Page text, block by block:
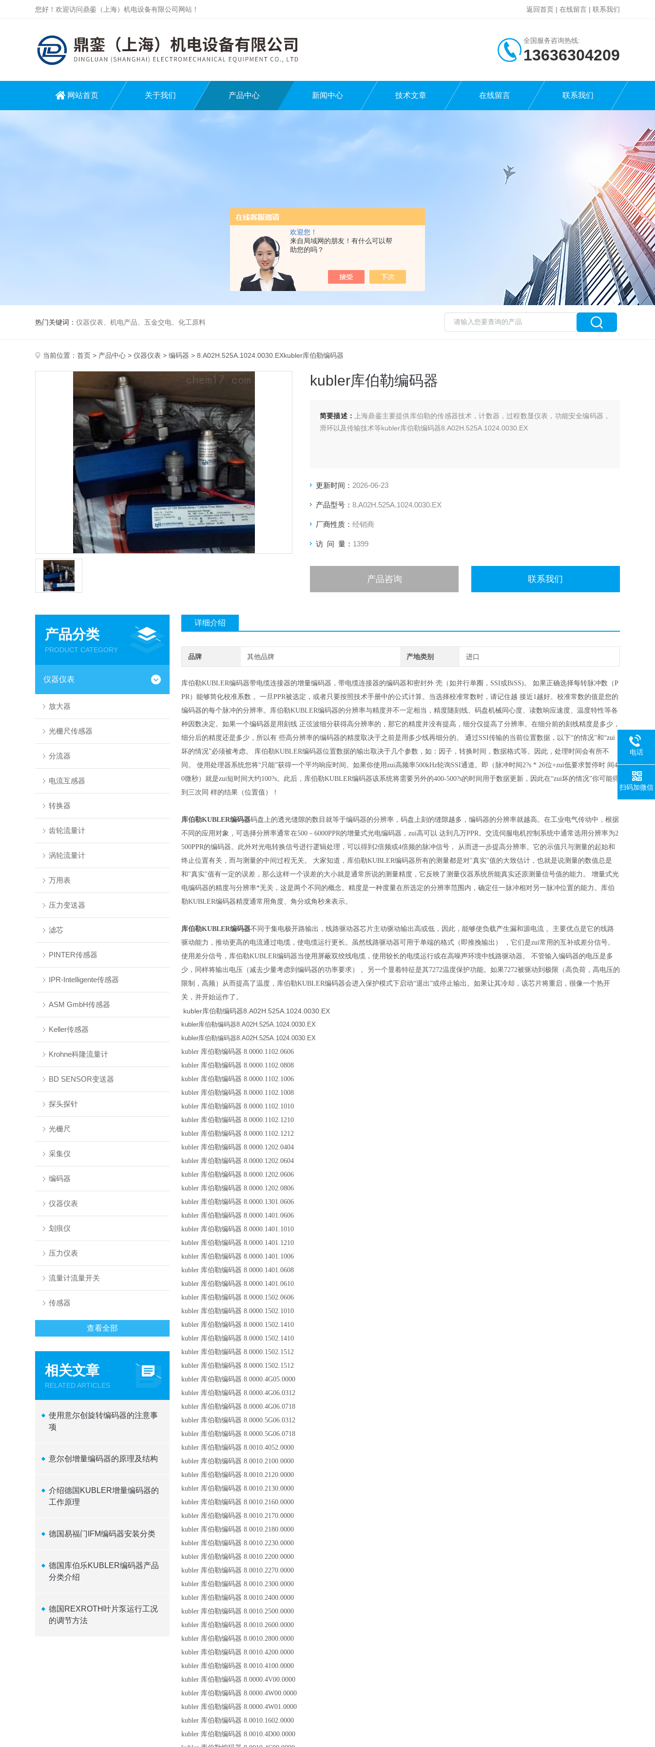
欢迎您！
来自局域网的朋友！有什么可以帮
助您的吗？
您好！欢迎访问鼎銮（上海）机电设备有限公司网站！ 返回首页 | 在线留言 | 联系我们
全国服务咨询热线:
13636304209
网站首页 关于我们 产品中心 新闻中心 技术文章 在线留言 联系我们
热门关键词： 仪器仪表、机电产品、五金交电、化工原料
当前位置： 首页 > 产品中心 > 仪器仪表 > 编码器 > 8.A02H.525A.1024.0030.EXkubler库伯勒编码器
kubler库伯勒编码器
简要描述：
上海鼎銮主要提供库伯勒的传感器技术，计数器，过程数显仪表，功能安全编码器，
滑环以及传输技术等kubler库伯勒编码器8.A02H.525A.1024.0030.EX
更新时间： 2026-06-23
产品型号： 8.A02H.525A.1024.0030.EX
厂商性质： 经销商
访 问 量： 1399
产品咨询 联系我们
产品分类
PRODUCT CATEGORY
仪器仪表
放大器
光栅尺传感器
分流器
电流互感器
转换器
齿轮流量计
涡轮流量计
万用表
压力变送器
滤芯
PINTER传感器
IPR-Intelligente传感器
ASM GmbH传感器
Keller传感器
Krohne科隆流量计
BD SENSOR变送器
探头探针
光栅尺
采集仪
编码器
仪器仪表
划痕仪
压力仪表
流量计流量开关
传感器
查看全部
相关文章
RELATED ARTICLES
使用意尔创旋转编码器的注意事
项
意尔创增量编码器的原理及结构
介绍德国KUBLER增量编码器的
工作原理 ​
德国易福门IFM编码器安装分类
德国库伯乐KUBLER编码器产品
分类介绍
德国REXROTH叶片泵运行工况
的调节方法
详细介绍
品牌 其他品牌 产地类别 进口
库伯勒KUBLER编码器带电缆连接器的增量编码器，带电缆连接器的编码器和密封外 壳（如并行单圈，SSI或BiSS)。 如果正确选择每转脉冲数（P
PR）能够简化校准系数 。一旦PPR被选定，或者只要按照技术手册中的公式计算。当选择校准常数时，请记住越 接近1越好。校准常数的值是您的
编码器的每个脉冲的分辨率。库伯勒KUBLER编码器的分辨率与精度并不一定相当，精度随刻线、码盘机械同心度、读数响应速度、温度特性等各
种因数决定。如果一个编码器是用刻线 正弦波细分获得高分辨率的，那它的精度并没有提高，细分仅提高了分辨率。在细分前的刻线精度是多少，
细分后的精度还是多少，所以有 些高分辨率的编码器的精度取决于之前是用多少线再细分的。 通过SSI传输的当前位置数据，以下“的情况”和“zui
坏的情况”必须被考虑。 库伯勒KUBLER编码器位置数据的输出取决于几个参数，如：因子，转换时间，数据格式等。因此，处理时间会有所不
同。 使用处理器系统您将“只能”获得一个平均响应时间。如果你使用zui高频率500kHz轮询SSI通道。即（脉冲时间2?s * 26位+zui低要求暂停时 间4
0微秒）就是zui短时间大约100?s。此后，库伯勒KUBLER编码器该系统将需要另外的400-500?s的时间用于数据更新，因此在“zui坏的情况”你可能得
到三次同 样的结果（位置值）！
库伯勒KUBLER编码器码盘上的透光缝隙的数目就等于编码器的分辨率，码盘上刻的缝隙越多，编码器的分辨率就越高。在工业电气传动中，根据
不同的应用对象，可选择分辨率通常在500－6000PPR的增量式光电编码器，zui高可以 达到几万PPR。交流伺服电机控制系统中通常选用分辨率为2
500PPR的编码器。此外对光电转换信号进行逻辑处理，可以得到2倍频或4倍频的脉冲信号， 从而进一步提高分辨率。它的示值只与测量的起始和
终止位置有关，而与测量的中间过程无关。 大家知道，库伯勒KUBLER编码器所有的测量都是对"真实"值的大致估计，也就是说测量的数值总是
和"真实"值有一定的误差，那么这样一个误差的大小就是通常所说的测量精度，它反映了测量仪器系统所能真实还原测量信号值的能力。 增量式光
电编码器的精度与分辨率*无关，这是两个不同的概念。精度是一种度量在所选定的分辨率范围内，确定任一脉冲相对另一脉冲位置的能力。库伯
勒KUBLER编码器精度通常用角度、角分或角秒来表示。
库伯勒KUBLER编码器不同于集电极开路输出，线路驱动器芯片主动驱动输出高或低，因此，能够使负载产生漏和源电流 。主要优点是它的线路
驱动能力，推动更高的电流通过电缆，使电缆运行更长。虽然线路驱动器可用于单端的格式（即推挽输出） ，它们是zui常用的互补或差分信号。
使用差分信号，库伯勒KUBLER编码器当使用屏蔽双绞线电缆，使用较长的电缆运行或在高噪声环境中线路驱动器。 不管输入编码器的电压是多
少，同样将输出电压（减去少量考虑到编码器的功率要求） 。另一个显着特征是其7272温度保护功能。如果7272被驱动到极限（高负荷，高电压的
限制，高频）从而提高了温度，库伯勒KUBLER编码器会进入保护模式下启动“退出”或停止输出。如果让其冷却，该芯片将重启，很像一个热开
关，并开始运作了。
kubler库伯勒编码器8.A02H.525A.1024.0030.EX
kubler库伯勒编码器8.A02H.525A.1024.0030.EX
kubler库伯勒编码器8.A02H.525A.1024.0030.EX
kubler 库伯勒编码器 8.0000.1102.0606
kubler 库伯勒编码器 8.0000.1102.0808
kubler 库伯勒编码器 8.0000.1102.1006
kubler 库伯勒编码器 8.0000.1102.1008
kubler 库伯勒编码器 8.0000.1102.1010
kubler 库伯勒编码器 8.0000.1102.1210
kubler 库伯勒编码器 8.0000.1102.1212
kubler 库伯勒编码器 8.0000.1202.0404
kubler 库伯勒编码器 8.0000.1202.0604
kubler 库伯勒编码器 8.0000.1202.0606
kubler 库伯勒编码器 8.0000.1202.0806
kubler 库伯勒编码器 8.0000.1301.0606
kubler 库伯勒编码器 8.0000.1401.0606
kubler 库伯勒编码器 8.0000.1401.1010
kubler 库伯勒编码器 8.0000.1401.1210
kubler 库伯勒编码器 8.0000.1401.1006
kubler 库伯勒编码器 8.0000.1401.0608
kubler 库伯勒编码器 8.0000.1401.0610
kubler 库伯勒编码器 8.0000.1502.0606
kubler 库伯勒编码器 8.0000.1502.1010
kubler 库伯勒编码器 8.0000.1502.1410
kubler 库伯勒编码器 8.0000.1502.1410
kubler 库伯勒编码器 8.0000.1502.1512
kubler 库伯勒编码器 8.0000.1502.1512
kubler 库伯勒编码器 8.0000.4G05.0000
kubler 库伯勒编码器 8.0000.4G06.0312
kubler 库伯勒编码器 8.0000.4G06.0718
kubler 库伯勒编码器 8.0000.5G06.0312
kubler 库伯勒编码器 8.0000.5G06.0718
kubler 库伯勒编码器 8.0010.4052.0000
kubler 库伯勒编码器 8.0010.2100.0000
kubler 库伯勒编码器 8.0010.2120.0000
kubler 库伯勒编码器 8.0010.2130.0000
kubler 库伯勒编码器 8.0010.2160.0000
kubler 库伯勒编码器 8.0010.2170.0000
kubler 库伯勒编码器 8.0010.2180.0000
kubler 库伯勒编码器 8.0010.2230.0000
kubler 库伯勒编码器 8.0010.2200.0000
kubler 库伯勒编码器 8.0010.2270.0000
kubler 库伯勒编码器 8.0010.2300.0000
kubler 库伯勒编码器 8.0010.2400.0000
kubler 库伯勒编码器 8.0010.2500.0000
kubler 库伯勒编码器 8.0010.2600.0000
kubler 库伯勒编码器 8.0010.2800.0000
kubler 库伯勒编码器 8.0010.4200.0000
kubler 库伯勒编码器 8.0010.4100.0000
kubler 库伯勒编码器 8.0000.4V00.0000
kubler 库伯勒编码器 8.0000.4W00.0000
kubler 库伯勒编码器 8.0000.4W01.0000
kubler 库伯勒编码器 8.0010.1602.0000
kubler 库伯勒编码器 8.0010.4D00.0000
电话
扫码加微信